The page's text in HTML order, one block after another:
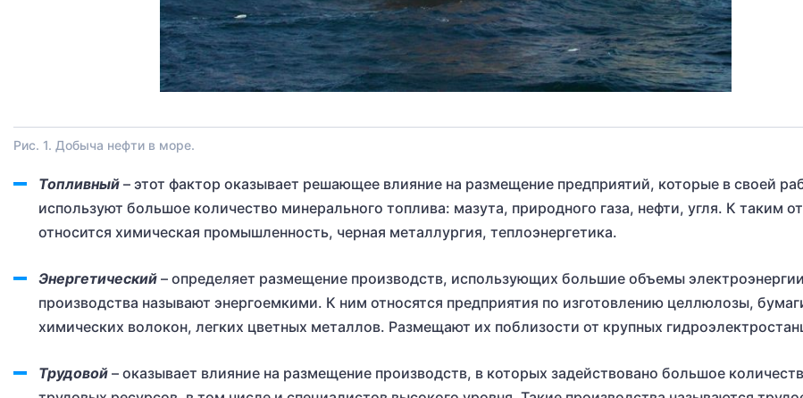
Рис. 1. Добыча нефти в море.
Топливный – этот фактор оказывает решающее влияние на размещение предприятий, которые в своей
используют большое количество минерального топлива: мазута, природного газа, нефти, угля. К таким
относится химическая промышленность, черная металлургия, теплоэнергетика.
Энергетический – определяет размещение производств, использующих большие объемы
производства называют энергоемкими. К ним относятся предприятия по изготовлению целлюлозы,
химических волокон, легких цветных металлов. Размещают их поблизости от крупных
Трудовой – оказывает влияние на размещение производств, в которых задействовано большое